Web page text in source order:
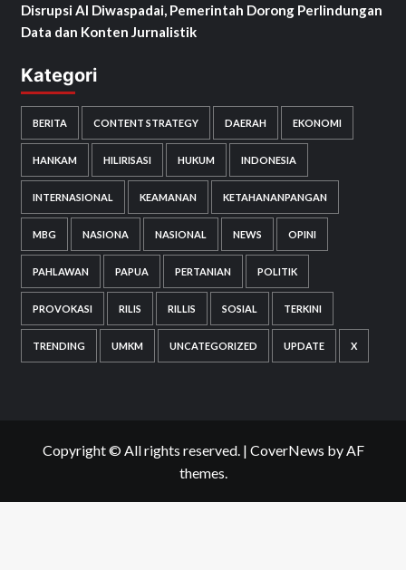
Disrupsi AI Diwaspadai, Pemerintah Dorong Perlindungan
Data dan Konten Jurnalistik
Kategori
BERITA CONTENT STRATEGY DAERAH EKONOMI
HANKAM HILIRISASI HUKUM INDONESIA
INTERNASIONAL KEAMANAN KETAHANANPANGAN
MBG NASIONA NASIONAL NEWS OPINI
PAHLAWAN PAPUA PERTANIAN POLITIK
PROVOKASI RILIS RILLIS SOSIAL TERKINI
TRENDING UMKM UNCATEGORIZED UPDATE X
Copyright © All rights reserved. | CoverNews by AF
themes.